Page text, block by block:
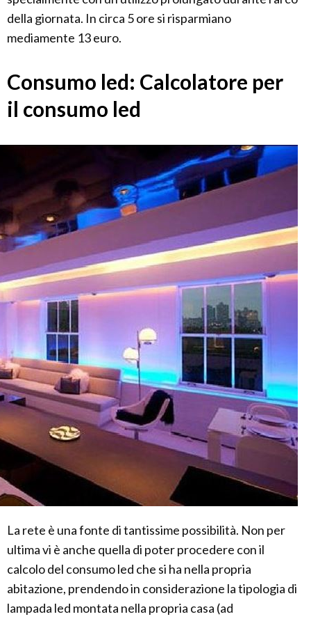
della giornata. In circa 5 ore si risparmiano
mediamente 13 euro.
Consumo led: Calcolatore per
il consumo led
La rete è una fonte di tantissime possibilità. Non per
ultima vi è anche quella di poter procedere con il
calcolo del consumo led che si ha nella propria
abitazione, prendendo in considerazione la tipologia di
lampada led montata nella propria casa (ad